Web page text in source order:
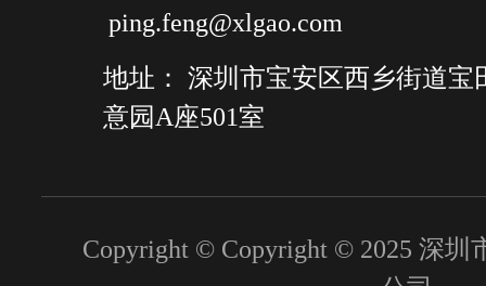
ping.feng@xlgao.com
地址： 深圳市宝安区西乡街道宝
意园A座501室
Copyright © Copyright © 2025 深圳